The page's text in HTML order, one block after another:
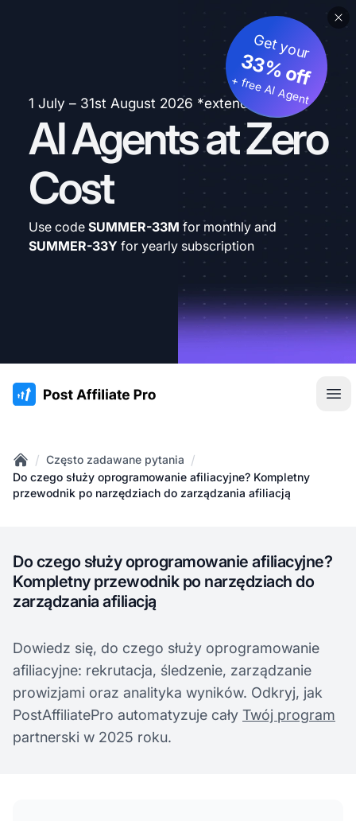
1 July – 31st August 2026 *extended
AI Agents at Zero
Cost
Get your
33% off
+ free AI Agent
Use code SUMMER-33M for monthly and
SUMMER-33Y for yearly subscription
:site.title
Home
/ Często zadawane pytania /
Do czego służy oprogramowanie afiliacyjne? Kompletny
przewodnik po narzędziach do zarządzania afiliacją
Do czego służy oprogramowanie afiliacyjne?
Kompletny przewodnik po narzędziach do
zarządzania afiliacją
Dowiedz się, do czego służy oprogramowanie
afiliacyjne: rekrutacja, śledzenie, zarządzanie
prowizjami oraz analityka wyników. Odkryj, jak
PostAffiliatePro automatyzuje cały Twój program
partnerski w 2025 roku.